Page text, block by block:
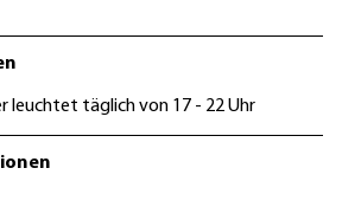
leuchtet täglich von 17 - 22 Uhr